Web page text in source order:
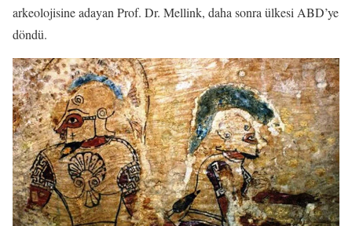
arkeolojisine adayan Prof. Dr. Mellink, daha sonra ülkesi ABD’ye
döndü.